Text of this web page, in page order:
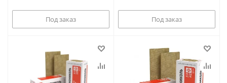
Под заказ Под заказ